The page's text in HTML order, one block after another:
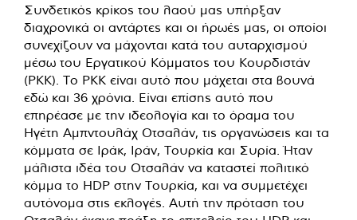
Συνδετικός κρίκος του λαού μας υπήρξαν
διαχρονικά οι αντάρτες και οι ήρωές μας, οι οποίοι
συνεχίζουν να μάχονται κατά του αυταρχισμού
μέσω του Εργατικού Κόμματος του Κουρδιστάν
(ΡΚΚ). Το ΡΚΚ είναι αυτό που μάχεται στα βουνά
εδώ και 36 χρόνια. Είναι επίσης αυτό που
επηρέασε με την ιδεολογία και το όραμα του
Ηγέτη Αμπντουλάχ Οτσαλάν, τις οργανώσεις και τα
κόμματα σε Ιράκ, Ιράν, Τουρκία και Συρία. Ήταν
μάλιστα ιδέα του Οτσαλάν να καταστεί πολιτικό
κόμμα το HDP στην Τουρκία, και να συμμετέχει
αυτόνομα στις εκλογές. Αυτή την πρόταση του